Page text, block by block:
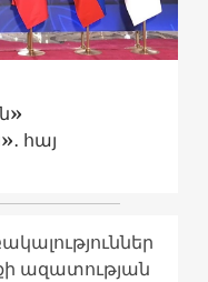
հայ
ազատության